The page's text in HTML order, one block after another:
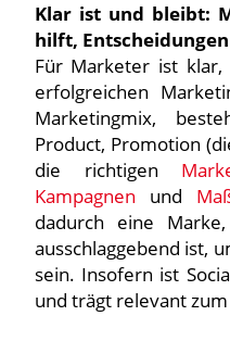
Klar ist und bleibt:
hilft,
Für Marketer ist klar,
erfolgreichen
Marketingmix,
Product, Promotion
die richtigen
Kampagnen und
dadurch eine
ausschlaggebend ist,
sein. Insofern ist
und trägt relevant